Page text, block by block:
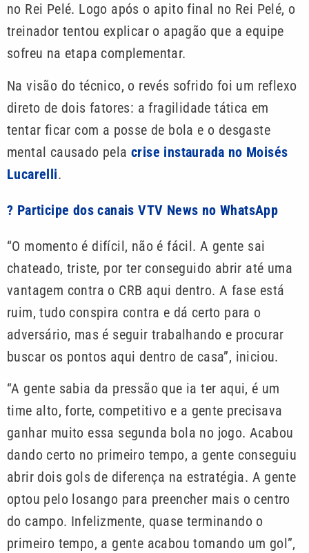
no Rei Pelé. Logo após o apito final no Rei Pelé, o
treinador tentou explicar o apagão que a equipe
sofreu na etapa complementar.
Na visão do técnico, o revés sofrido foi um reflexo
direto de dois fatores: a fragilidade tática em
tentar ficar com a posse de bola e o desgaste
mental causado pela crise instaurada no Moisés
Lucarelli.
? Participe dos canais VTV News no WhatsApp
“O momento é difícil, não é fácil. A gente sai
chateado, triste, por ter conseguido abrir até uma
vantagem contra o CRB aqui dentro. A fase está
ruim, tudo conspira contra e dá certo para o
adversário, mas é seguir trabalhando e procurar
buscar os pontos aqui dentro de casa”, iniciou.
“A gente sabia da pressão que ia ter aqui, é um
time alto, forte, competitivo e a gente precisava
ganhar muito essa segunda bola no jogo. Acabou
dando certo no primeiro tempo, a gente conseguiu
abrir dois gols de diferença na estratégia. A gente
optou pelo losango para preencher mais o centro
do campo. Infelizmente, quase terminando o
primeiro tempo, a gente acabou tomando um gol”,